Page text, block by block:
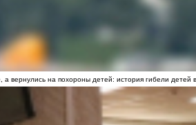
вернулись на похороны детей: история гибели детей